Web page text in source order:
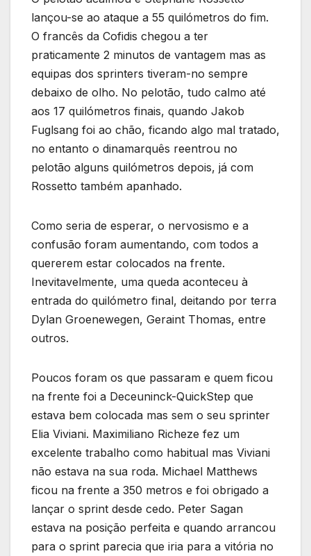
lançou-se ao ataque a 55 quilómetros do fim.
O francês da Cofidis chegou a ter
praticamente 2 minutos de vantagem mas as
equipas dos sprinters tiveram-no sempre
debaixo de olho. No pelotão, tudo calmo até
aos 17 quilómetros finais, quando Jakob
Fuglsang foi ao chão, ficando algo mal tratado,
no entanto o dinamarquês reentrou no
pelotão alguns quilómetros depois, já com
Rossetto também apanhado.
Como seria de esperar, o nervosismo e a
confusão foram aumentando, com todos a
quererem estar colocados na frente.
Inevitavelmente, uma queda aconteceu à
entrada do quilómetro final, deitando por terra
Dylan Groenewegen, Geraint Thomas, entre
outros.
Poucos foram os que passaram e quem ficou
na frente foi a Deceuninck-QuickStep que
estava bem colocada mas sem o seu sprinter
Elia Viviani. Maximiliano Richeze fez um
excelente trabalho como habitual mas Viviani
não estava na sua roda. Michael Matthews
ficou na frente a 350 metros e foi obrigado a
lançar o sprint desde cedo. Peter Sagan
estava na posição perfeita e quando arrancou
para o sprint parecia que iria para a vitória no